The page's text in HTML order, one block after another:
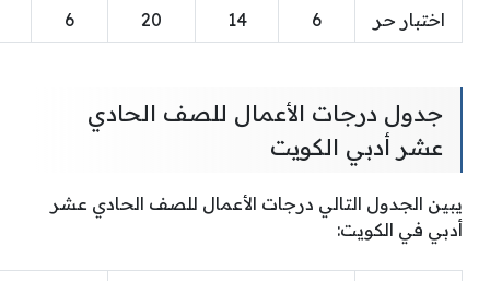
اختبار حر 6
14
20
6
جدول درجات الأعمال للصف الحادي
عشر أدبي الكويت
يبين الجدول التالي درجات الأعمال للصف الحادي عشر
أدبي في الكويت: